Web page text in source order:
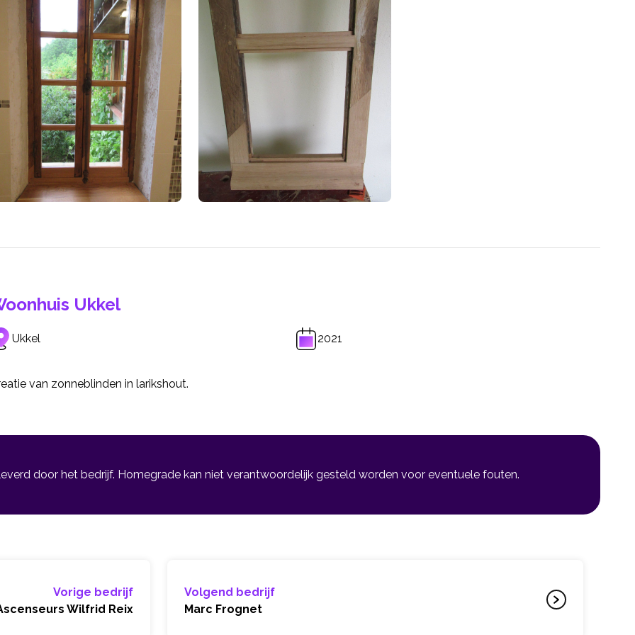
Ukkel
Ukkel 2021
van zonneblinden in larikshout.
door het bedrijf. Homegrade kan niet verantwoordelijk gesteld worden voor eventuele fouten.
Vorige bedrijf
Wilfrid Reix
Volgend bedrijf
Marc Frognet